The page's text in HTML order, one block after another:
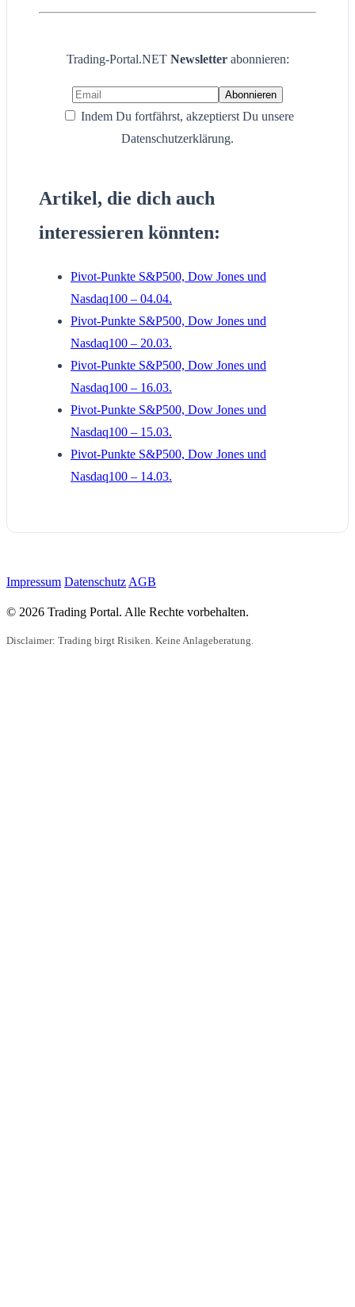
Trading-Portal.NET Newsletter abonnieren:
Indem Du fortfährst, akzeptierst Du unsere
Datenschutzerklärung.
Artikel, die dich auch
interessieren könnten:
Pivot-Punkte S&P500, Dow Jones und
Nasdaq100 – 04.04.
Pivot-Punkte S&P500, Dow Jones und
Nasdaq100 – 20.03.
Pivot-Punkte S&P500, Dow Jones und
Nasdaq100 – 16.03.
Pivot-Punkte S&P500, Dow Jones und
Nasdaq100 – 15.03.
Pivot-Punkte S&P500, Dow Jones und
Nasdaq100 – 14.03.
Impressum Datenschutz AGB
© 2026 Trading Portal. Alle Rechte vorbehalten.
Disclaimer: Trading birgt Risiken. Keine Anlageberatung.